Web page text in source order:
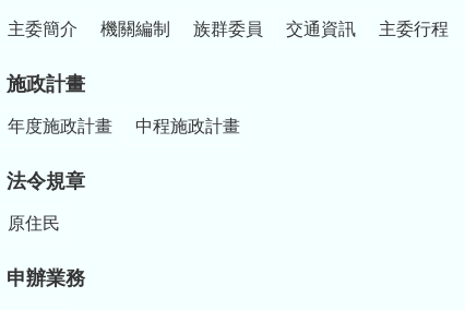
主委簡介 機關編制 族群委員 交通資訊 主委行程
施政計畫
年度施政計畫 中程施政計畫
法令規章
原住民
申辦業務